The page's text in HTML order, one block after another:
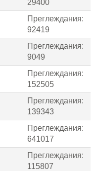
29400
Преглеждания:
92419
Преглеждания:
9049
Преглеждания:
152505
Преглеждания:
139343
Преглеждания:
641017
Преглеждания:
115807